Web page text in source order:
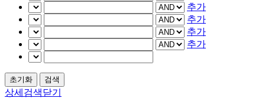
추가
추가
추가
추가
상세검색닫기